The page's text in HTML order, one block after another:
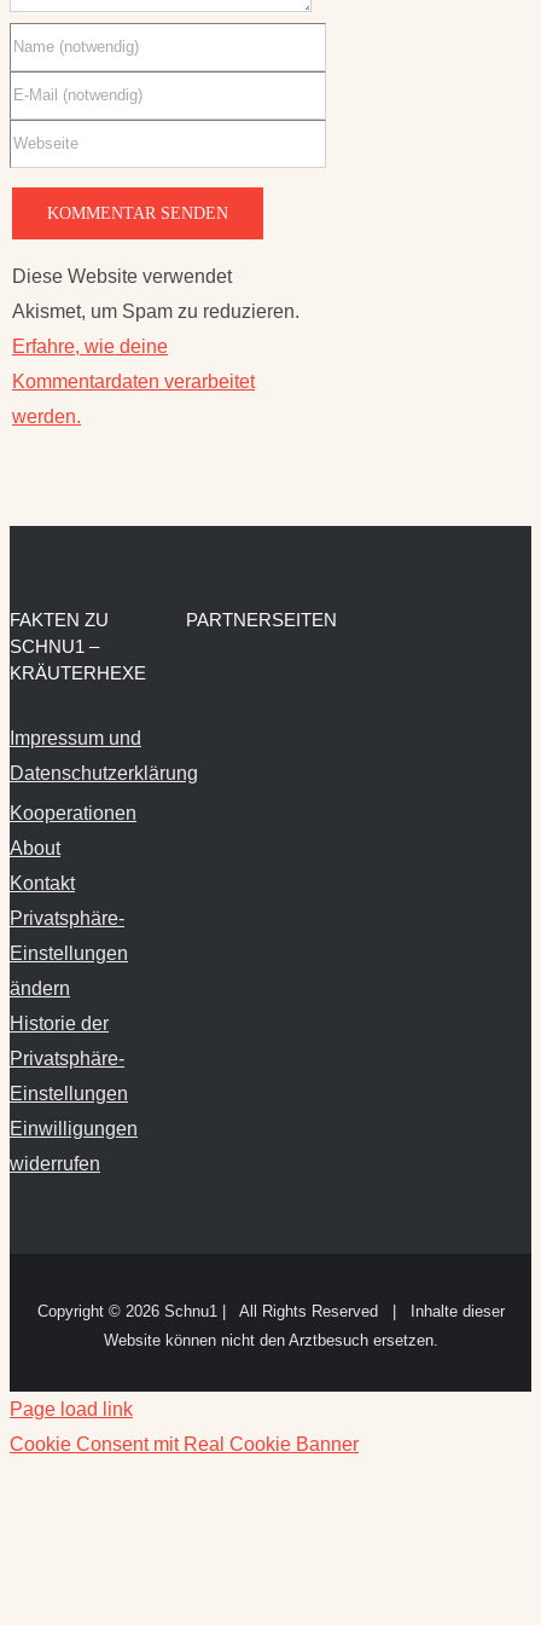
Diese Website verwendet
Akismet, um Spam zu reduzieren.
Erfahre, wie deine
Kommentardaten verarbeitet
werden.
Impressum und
Kooperationen
About
Kontakt
Privatsphäre-
Einstellungen
ändern
Historie der
Privatsphäre-
Einstellungen
Einwilligungen
widerrufen
Page load link